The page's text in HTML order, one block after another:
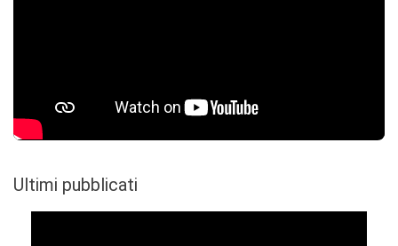
Ultimi pubblicati